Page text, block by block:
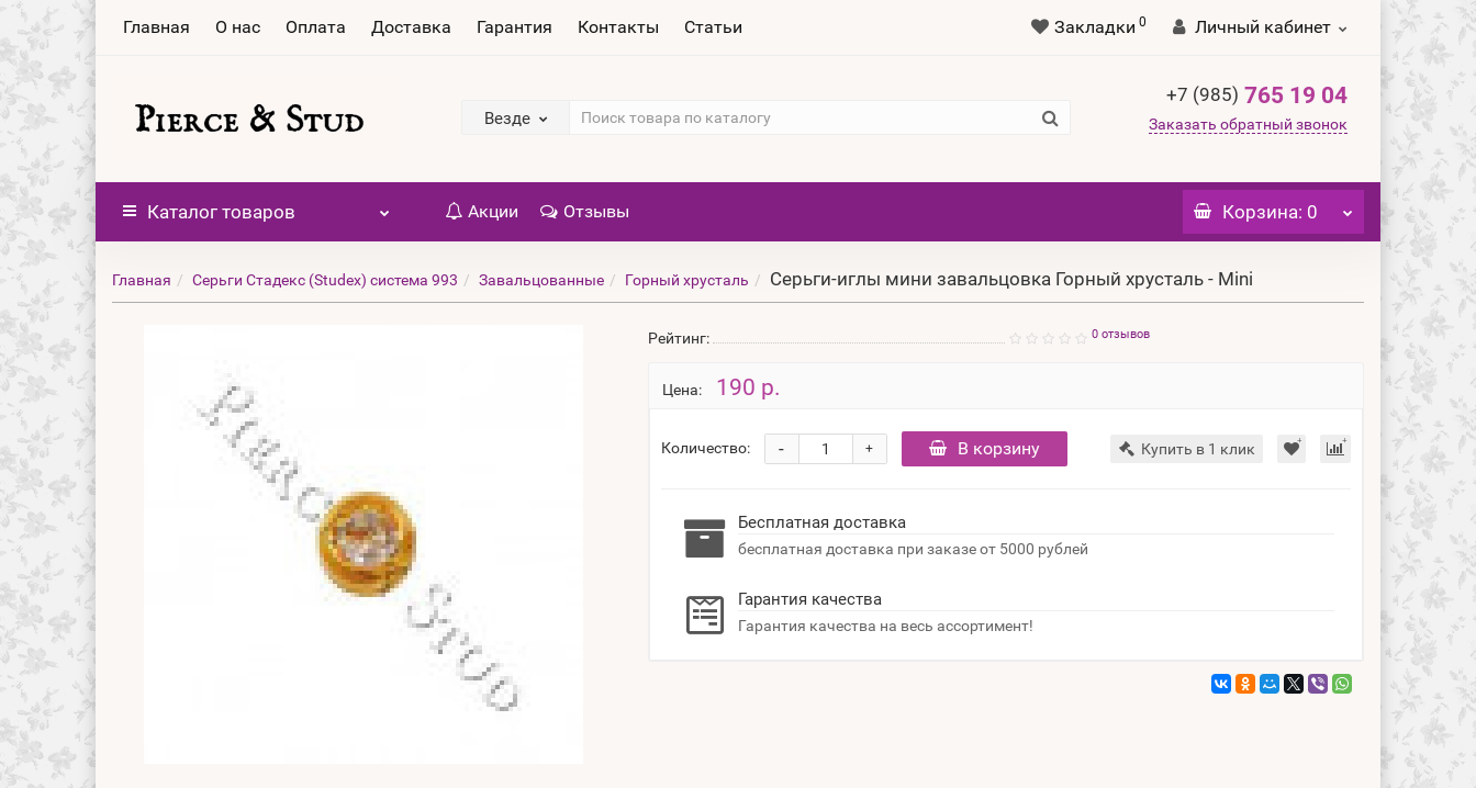
Главная О нас Оплата Доставка Гарантия Контакты Статьи Закладки 0 Личный кабинет
Везде
+7 (985) 765 19 04
Заказать обратный звонок
Каталог товаров Акции Отзывы Корзина: 0
Главная Серьги Стадекс (Studex) система 993 Завальцованные Горный хрусталь Серьги-иглы мини завальцовка Горный хрусталь - Mini
Рейтинг: 0 отзывов
Цена: 190 р.
Количество: +
- В корзину Купить в 1 клик
Бесплатная доставка
бесплатная доставка при заказе от 5000 рублей
Гарантия качества
Гарантия качества на весь ассортимент!